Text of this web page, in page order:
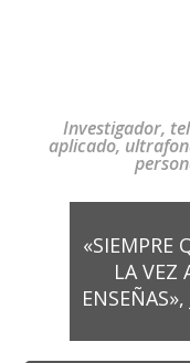
Investigador,
aplicado,
«SIEMPRE
LA VEZ